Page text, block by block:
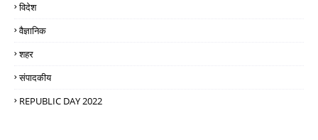
विदेश
वैज्ञानिक
शहर
संपादकीय
REPUBLIC DAY 2022